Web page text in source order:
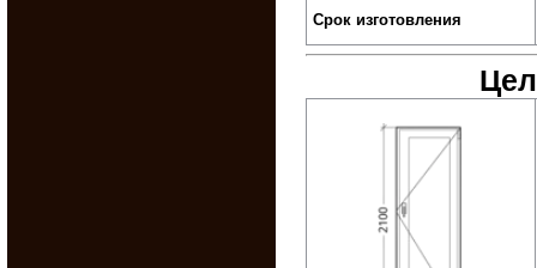
Срок изготовления